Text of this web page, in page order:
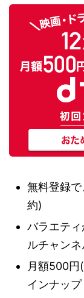
無料登録
約)
バラエテ
ルチャン
月額500円
インナップ